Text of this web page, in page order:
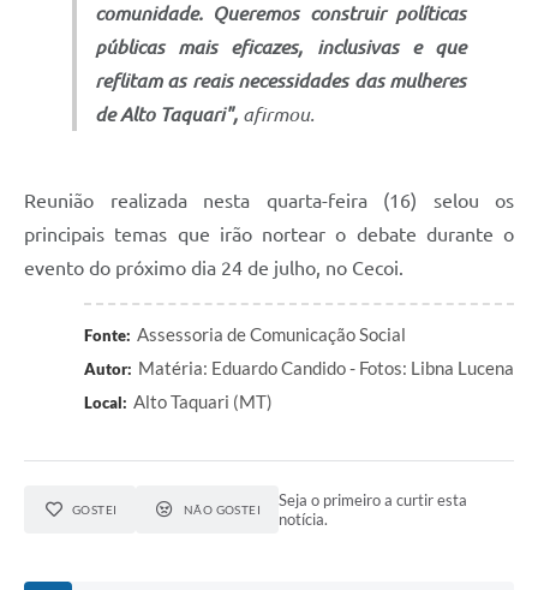
comunidade. Queremos construir políticas
públicas mais eficazes, inclusivas e que
reflitam as reais necessidades das mulheres
de Alto Taquari", afirmou.
Reunião realizada nesta quarta-feira (16) selou os
principais temas que irão nortear o debate durante o
evento do próximo dia 24 de julho, no Cecoi.
Fonte: Assessoria de Comunicação Social
Autor: Matéria: Eduardo Candido - Fotos: Libna Lucena
Local: Alto Taquari (MT)
GOSTEI NÃO GOSTEI
Seja o primeiro a curtir esta
notícia.